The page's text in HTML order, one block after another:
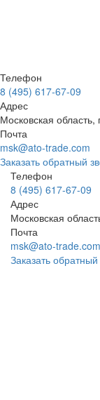
Телефон
8 (495) 617-67-09
Адрес
Московская
Почта
msk@ato-trade.com
Заказать обратный
Телефон
8 (495) 617-67-09
Адрес
Московская
Почта
msk@ato-trade.com
Заказать обратный